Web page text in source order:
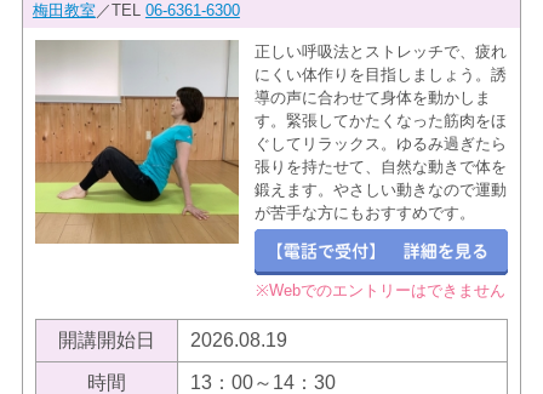
梅田教室 ／TEL 06-6361-6300
正しい呼吸法とストレッチで、疲れ
にくい体作りを目指しましょう。誘
導の声に合わせて身体を動かしま
す。緊張してかたくなった筋肉をほ
ぐしてリラックス。ゆるみ過ぎたら
張りを持たせて、自然な動きで体を
鍛えます。やさしい動きなので運動
が苦手な方にもおすすめです。
※Webでのエントリーはできません
開講開始日 2026.08.19
時間 13：00～14：30